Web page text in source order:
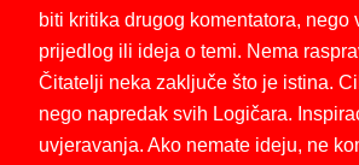
biti kritika drugog komentatora, nego
prijedlog ili ideja o temi. Nema
Čitatelji neka zaključe što je istina.
nego napredak svih Logičara.
uvjeravanja. Ako nemate ideju, ne